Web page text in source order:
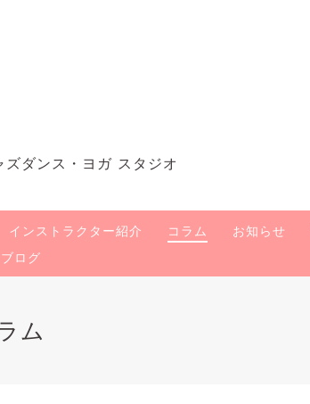
ダンス・ヨガ スタジオ
インストラクター紹介 コラム お知らせ
ブログ
ム